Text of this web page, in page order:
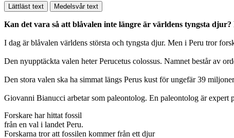
Lättläst text Medelsvår text
Kan det vara så att blåvalen inte längre är världens tyngsta
I dag är blåvalen världens största och tyngsta djur. Men i Peru tror
Den nyupptäckta valen heter Perucetus colossus. Namnet består av
Den stora valen ska ha simmat längs Perus kust för ungefär 39
Giovanni Bianucci arbetar som paleontolog. En paleontolog är expert
Forskare har hittat fossil
från en val i landet Peru.
Forskarna tror att fossilen kommer från ett djur